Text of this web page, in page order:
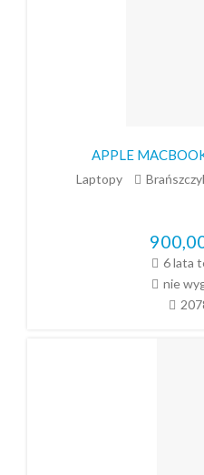
APPLE
Laptopy
6 lata
nie